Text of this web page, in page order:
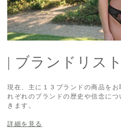
| ブランドリスト
現在、主に１３ブランドの商品を
れぞれのブランドの歴史や信念に
きます。
詳細を見る